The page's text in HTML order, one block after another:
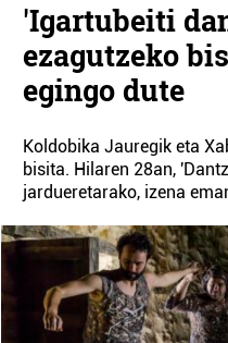
'Igartubeiti
ezagutzeko
egingo dute
Koldobika Jauregik eta
bisita. Hilaren 28an,
jardueretarako, izena